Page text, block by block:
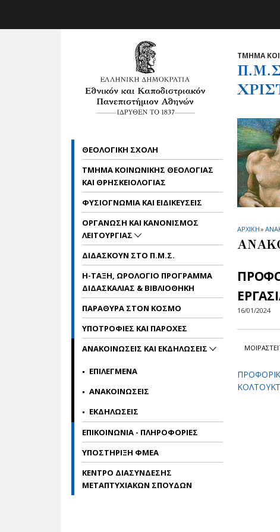
ΤΜΗΜΑ
ΑΡΧΙΚΗ»
16/01/2024
ΘΕΟΛΟΓΙΚΗ ΣΧΟΛΗ
ΤΜΗΜΑ ΚΟΙΝΩΝΙΚΗΣ ΘΕΟΛΟΓΙΑΣ
ΚΑΙ ΘΡΗΣΚΕΙΟΛΟΓΙΑΣ
ΦΥΣΙΟΓΝΩΜΙΑ ΚΑΙ ΕΙΔΙΚΕΥΣΕΙΣ
ΟΡΓΑΝΩΣΗ ΚΑΙ ΚΑΝΟΝΙΣΜΟΣ
ΛΕΙΤΟΥΡΓΙΑΣ
ΔΙΔΑΣΚΟΥΝ ΣΤΟ Π.Μ.Σ.
Η-ΤΑΞΗ, ΩΡΟΛΟΓΙΟ ΠΡΟΓΡΑΜΜΑ
ΔΙΔΑΣΚΑΛΙΑΣ & ΒΙΒΛΙΟΘΗΚΗ
ΠΑΡΑΘΥΡΑ ΣΤΟΝ ΚΟΣΜΟ
ΥΠΟΤΡΟΦΙΕΣ ΚΑΙ ΠΑΡΟΧΕΣ
ΑΝΑΚΟΙΝΩΣΕΙΣ ΚΑΙ ΕΚΔΗΛΩΣΕΙΣ
ΕΠΙΛΕΓΜΕΝΑ
ΑΝΑΚΟΙΝΩΣΕΙΣ
ΕΚΔΗΛΩΣΕΙΣ
ΕΠΙΚΟΙΝΩΝΙΑ - ΠΛΗΡΟΦΟΡΙΕΣ
ΥΠΟΣΤΗΡΙΞΗ ΦΜΕΑ
ΚΕΝΤΡΟ ΔΙΑΣΥΝΔΕΣΗΣ
ΜΕΤΑΠΤΥΧΙΑΚΩΝ ΣΠΟΥΔΩΝ